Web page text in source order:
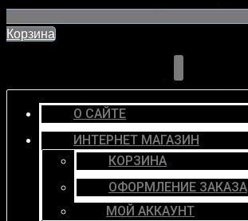
Корзина
О САЙТЕ
ИНТЕРНЕТ МАГАЗИН
КОРЗИНА
ОФОРМЛЕНИЕ ЗАКАЗА
МОЙ АККАУНТ